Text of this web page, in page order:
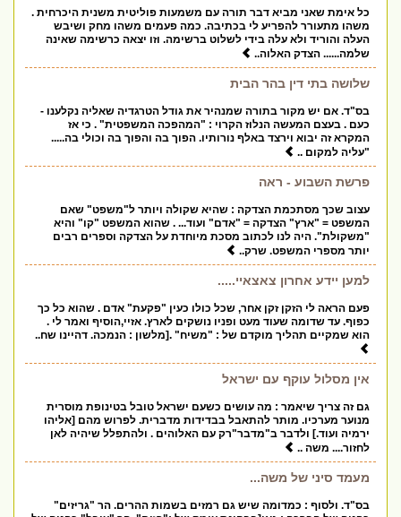
כל אימת שאני מביא דבר תורה עם משמעות פוליטית משנית היכרחית .
משהו מתעורר להפריע לי בכתיבה. כמה פעמים משהו מחק ושיבש
העלה והוריד ולא עלה בידי לשלוט ברשימה. וזו יצאה כרשימה שאינה
שלמה...... הצדק האלוה..
שלושה בתי דין בהר הבית
בס"ד. אם יש מקור בתורה שמנהיר את גודל הטרגדיה שאליה נקלענו -
כעם . בעצם המעשה הנלוז הקרוי : "המהפכה המשפטית" . כי אז
המקרא זה יבוא וירצד באלף נורותיו. הפוך בה והפוך בה וכולי בה.....
"עליה למקום ..
פרשת השבוע - ראה
עצוב שכך מסתכמת הצדקה : שהיא שקולה ויותר ל"משפט" שאם
המשפט = "ארץ" הצדקה = "אדם" ועוד... . שהוא המשפט "קו" והיא
"משקולת". היה לנו לכתוב מסכת מיוחדת על הצדקה וספרים רבים
יותר מספרי המשפט. שרק..
למען יידע אחרון צאצאיי.....
פעם הראה לי הזקן זקן אחר, שכל כולו כעין "פקעת" אדם . שהוא כל כך
כפוף. עד שדומה שעוד מעט ופניו נושקים לארץ. אזיי,הוסיף ואמר לי .
הוא שמקיים תהליך מוקדם של : "משיח" .[מלשון : הנמכה. דהיינו שח..
אין מסלול עוקף עם ישראל
גם זה צריך שיאמר : מה עושים כשעם ישראל טובל בטינופת מוסרית
מנוער מערכיו. מותר להתאבל בבדידות מדברית. לפרוש מהם [אליהו
ירמיה ועוד.] ולדבר ב"מדבר"רק עם האלוהים . ולהתפלל שיהיה לאן
לחזור.... משה ..
מעמד סיני של משה...
בס"ד. ולסוף : כמדומה שיש גם רמזים בשמות ההרים. הר "גריזים"